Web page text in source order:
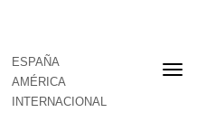
ESPAÑA
AMÉRICA
INTERNACIONAL